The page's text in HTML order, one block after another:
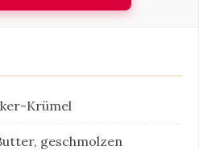
Krümel
geschmolzen